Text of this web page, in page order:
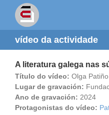
vídeo da actividade
A literatura galega nas
Título do vídeo: Olga
Lugar de gravación:
Ano de gravación: 2024
Protagonistas do vídeo: